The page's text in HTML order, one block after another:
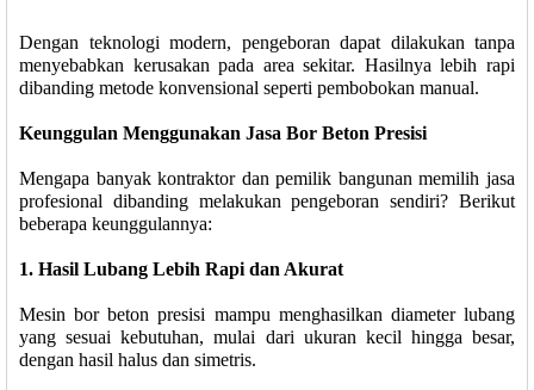
Dengan teknologi modern, pengeboran dapat dilakukan tanpa
menyebabkan kerusakan pada area sekitar. Hasilnya lebih rapi
dibanding metode konvensional seperti pembobokan manual.
Keunggulan Menggunakan Jasa Bor Beton Presisi
Mengapa banyak kontraktor dan pemilik bangunan memilih jasa
profesional dibanding melakukan pengeboran sendiri? Berikut
beberapa keunggulannya:
1. Hasil Lubang Lebih Rapi dan Akurat
Mesin bor beton presisi mampu menghasilkan diameter lubang
yang sesuai kebutuhan, mulai dari ukuran kecil hingga besar,
dengan hasil halus dan simetris.